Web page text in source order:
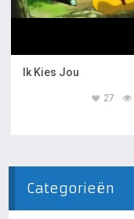
Ik Kies Jou
27
Categorieën